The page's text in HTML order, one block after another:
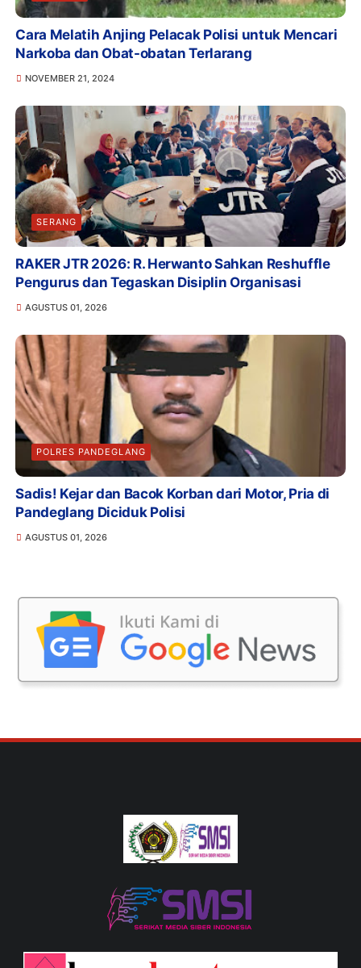
Cara Melatih Anjing Pelacak Polisi untuk Mencari
Narkoba dan Obat-obatan Terlarang
NOVEMBER 21, 2024
SERANG
RAKER JTR 2026: R. Herwanto Sahkan Reshuffle
Pengurus dan Tegaskan Disiplin Organisasi
AGUSTUS 01, 2026
POLRES PANDEGLANG
Sadis! Kejar dan Bacok Korban dari Motor, Pria di
Pandeglang Diciduk Polisi
AGUSTUS 01, 2026